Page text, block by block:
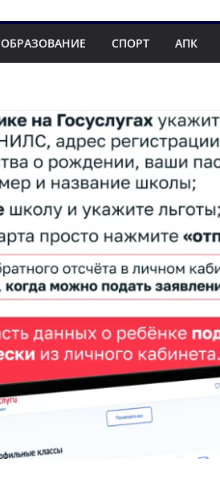
ОБРАЗОВАНИЕ СПОРТ АПК